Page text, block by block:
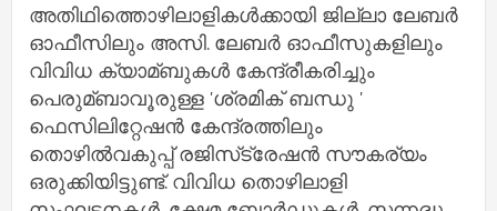
അതിഥിത്തൊഴിലാളികള്‍ക്കായി ജില്ലാ ലേബര്‍
ഓഫീസിലും അസി. ലേബര്‍ ഓഫീസുകളിലും
വിവിധ ക്യാമ്ബുകള്‍ കേന്ദ്രീകരിച്ചും
പെരുമ്ബാവൂരുള്ള 'ശ്രമിക് ബന്ധു '
ഫെസിലിറ്റേഷന്‍ കേന്ദ്രത്തിലും
തൊഴില്‍വകുപ്പ് രജിസ്‌ട്രേഷന്‍ സൗകര്യം
ഒരുക്കിയിട്ടുണ്ട്. വിവിധ തൊഴിലാളി